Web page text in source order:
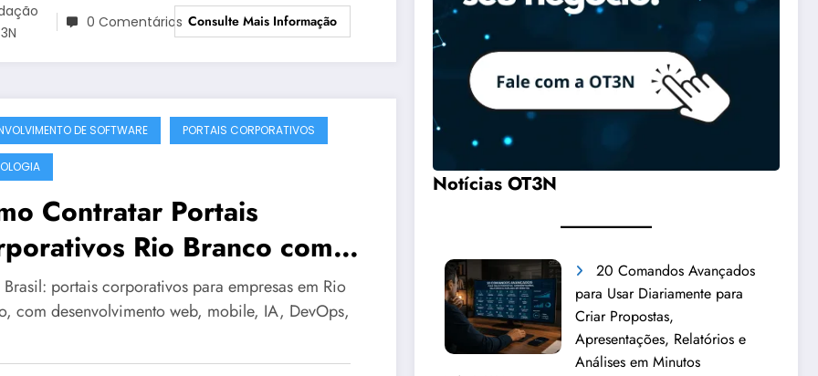
0 Comentários Consulte Mais Informação
DE SOFTWARE PORTAIS CORPORATIVOS
Contratar Portais
Rio Branco com
| OT3N Brasil
portais corporativos para empresas em Rio
com desenvolvimento web, mobile, IA, DevOps,
Notícias OT3N
20 Comandos Avançados
para Usar Diariamente para
Criar Propostas,
Apresentações, Relatórios e
Análises em Minutos